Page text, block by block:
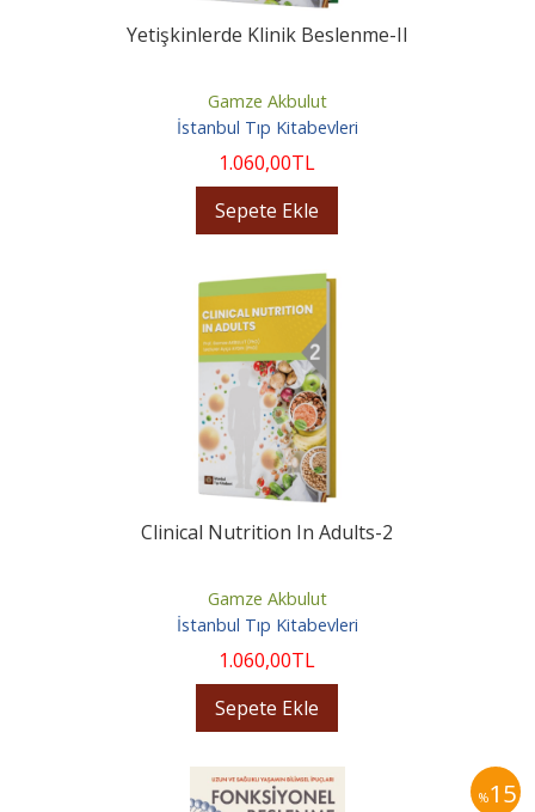
Yetişkinlerde Klinik Beslenme-II
Gamze Akbulut
İstanbul Tıp Kitabevleri
1.060,00TL
Sepete Ekle
Clinical Nutrition In Adults-2
Gamze Akbulut
İstanbul Tıp Kitabevleri
1.060,00TL
Sepete Ekle
%15